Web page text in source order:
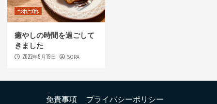
つれづれ
癒やしの時間を過ごして
きました
2022年9月19日 SORA
免責事項 プライバシーポリシー